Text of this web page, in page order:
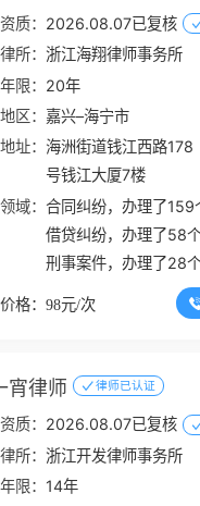
质： 2026.08.07已复核
所：浙江海翔律师事务所
限： 20年
区： 嘉兴–海宁市
址： 海洲街道钱江西路178
号钱江大厦7楼
域：合同纠纷，办理了159
借贷纠纷，办理了58
刑事案件，办理了28
格：98元/次
宵律师 律师已认证
质： 2026.08.07已复核
所：浙江开发律师事务所
限： 14年